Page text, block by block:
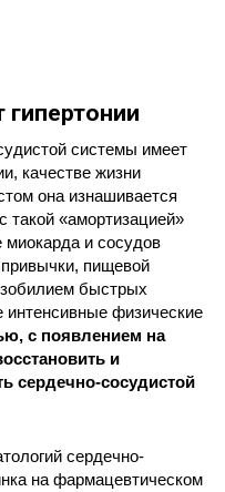
системы имеет
качестве жизни
она изнашивается
такой «амортизацией»
миокарда и сосудов
пищевой
быстрых
интенсивные физические
с появлением на
и
сердечно-сосудистой
сердечно-
на фармацевтическом